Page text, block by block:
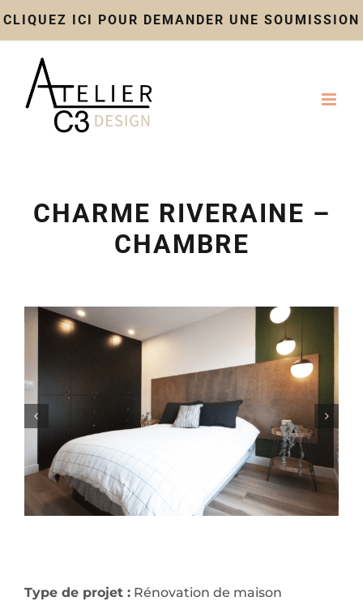
CLIQUEZ ICI POUR DEMANDER UNE SOUMISSION
Skip
to
CHARME RIVERAINE –
CHAMBRE
Type de projet :Rénovation de maison